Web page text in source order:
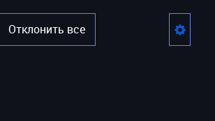
Отклонить все